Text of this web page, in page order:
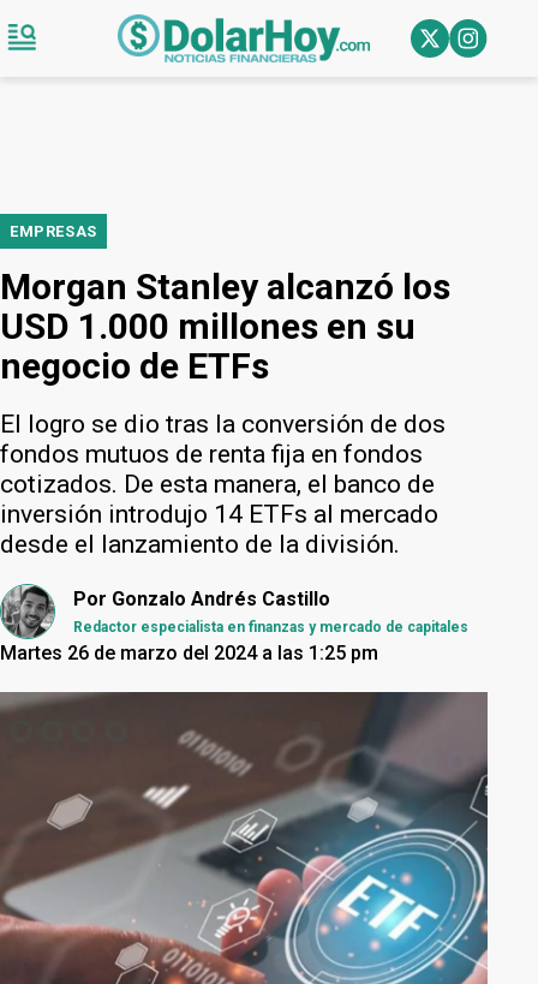
EMPRESAS
Morgan Stanley alcanzó los
USD 1.000 millones en su
negocio de ETFs
El logro se dio tras la conversión de dos
fondos mutuos de renta fija en fondos
cotizados. De esta manera, el banco de
inversión introdujo 14 ETFs al mercado
desde el lanzamiento de la división.
Por Gonzalo Andrés Castillo
Redactor especialista en finanzas y mercado de capitales
Martes 26 de marzo del 2024 a las 1:25 pm